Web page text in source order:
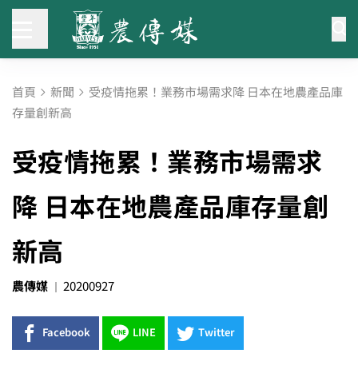
首頁 新聞 受疫情拖累！業務市場需求降 日本在地農產品庫
存量創新高
受疫情拖累！業務市場需求
降 日本在地農產品庫存量創
新高
農傳媒 20200927
Facebook LINE Twitter